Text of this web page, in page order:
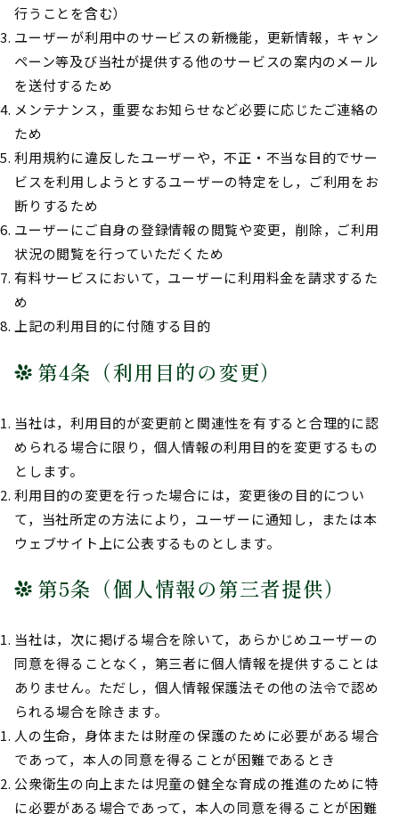
行うことを含む）
ユーザーが利用中のサービスの新機能，更新情報，キャン
ペーン等及び当社が提供する他のサービスの案内のメール
を送付するため
メンテナンス，重要なお知らせなど必要に応じたご連絡の
ため
利用規約に違反したユーザーや，不正・不当な目的でサー
ビスを利用しようとするユーザーの特定をし，ご利用をお
断りするため
ユーザーにご自身の登録情報の閲覧や変更，削除，ご利用
状況の閲覧を行っていただくため
有料サービスにおいて，ユーザーに利用料金を請求するた
め
上記の利用目的に付随する目的
第4条（利用目的の変更）
当社は，利用目的が変更前と関連性を有すると合理的に認
められる場合に限り，個人情報の利用目的を変更するもの
とします。
利用目的の変更を行った場合には，変更後の目的につい
て，当社所定の方法により，ユーザーに通知し，または本
ウェブサイト上に公表するものとします。
第5条（個人情報の第三者提供）
当社は，次に掲げる場合を除いて，あらかじめユーザーの
同意を得ることなく，第三者に個人情報を提供することは
ありません。ただし，個人情報保護法その他の法令で認め
られる場合を除きます。
人の生命，身体または財産の保護のために必要がある場合
であって，本人の同意を得ることが困難であるとき
公衆衛生の向上または児童の健全な育成の推進のために特
に必要がある場合であって，本人の同意を得ることが困難